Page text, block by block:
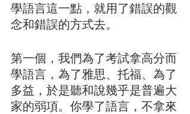
學語言這一點，就用了錯誤的觀
念和錯誤的方式去。
第一個，我們為了考試拿高分而
學語言，為了雅思、托福、為了
多益，於是聽和說幾乎是普遍大
家的弱項。你學了語言，不拿來